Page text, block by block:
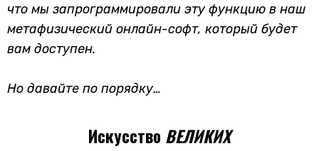
что мы запрограммировали эту функцию в наш
метафизический онлайн-софт, который будет
вам доступен.
Но давайте по порядку…
Искусство ВЕЛИКИХ